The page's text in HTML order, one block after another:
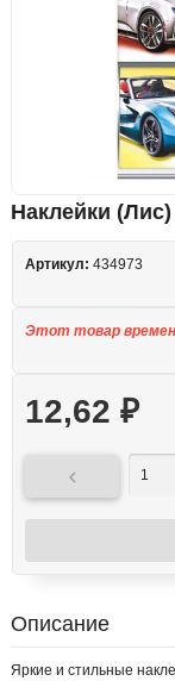
Наклейки
Артикул: 434973
Этот товар
12,62 ₽

Описание
Яркие и стильные